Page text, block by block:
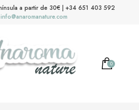
a partir de 30€ | +34 651 403 592
info@anaromanature.com
0